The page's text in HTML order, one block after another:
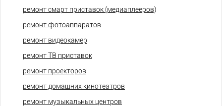
ремонт смарт приставок (медиаплееров)
ремонт фотоаппаратов
ремонт видеокамер
ремонт ТВ приставок
ремонт проекторов
ремонт домашних кинотеатров
ремонт музыкальных центров